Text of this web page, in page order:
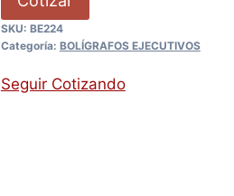
SKU: BE224
Categoría: BOLÍGRAFOS EJECUTIVOS
Seguir Cotizando